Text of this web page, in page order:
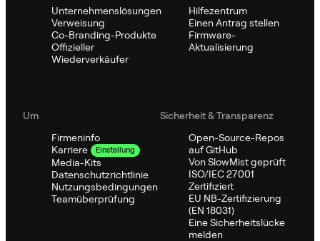
Unternehmenslösungen
Verweisung
Co-Branding-Produkte
Offizieller
Wiederverkäufer
Hilfezentrum
Einen Antrag stellen
Firmware-
Aktualisierung
Um
Firmeninfo
Karriere
Einstellung
Media-Kits
Datenschutzrichtlinie
Nutzungsbedingungen
Teamüberprüfung
Sicherheit & Transparenz
Open-Source-Repos
auf GitHub
Von SlowMist geprüft
ISO/IEC 27001
Zertifiziert
EU NB-Zertifizierung
(EN 18031)
Eine Sicherheitslücke
melden